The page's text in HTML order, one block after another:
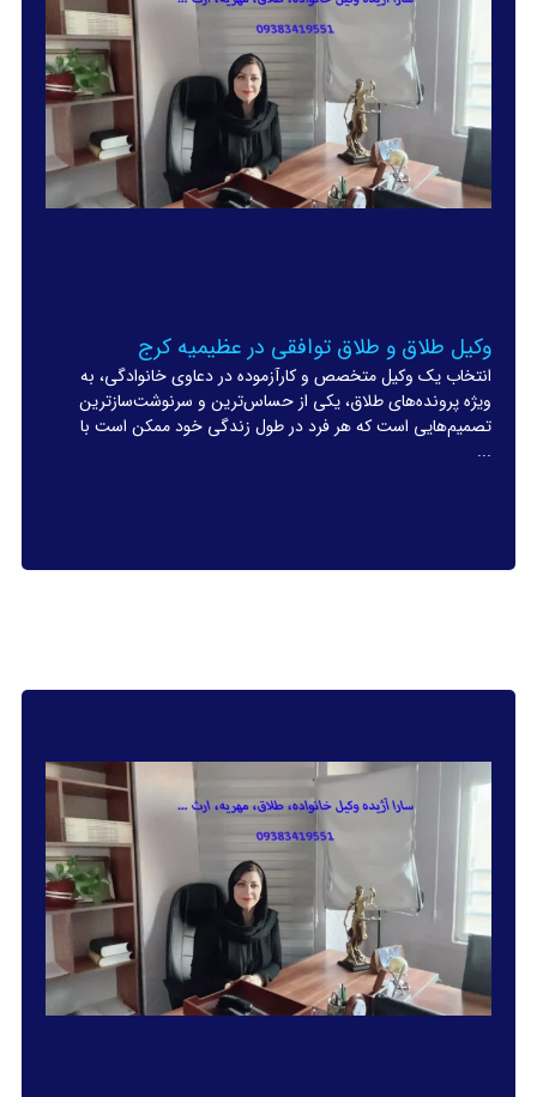
وکیل طلاق و طلاق توافقی در عظیمیه کرج
انتخاب یک وکیل متخصص و کارآزموده در دعاوی خانوادگی، به
ویژه پرونده‌های طلاق، یکی از حساس‌ترین و سرنوشت‌سازترین
تصمیم‌هایی است که هر فرد در طول زندگی خود ممکن است با
...